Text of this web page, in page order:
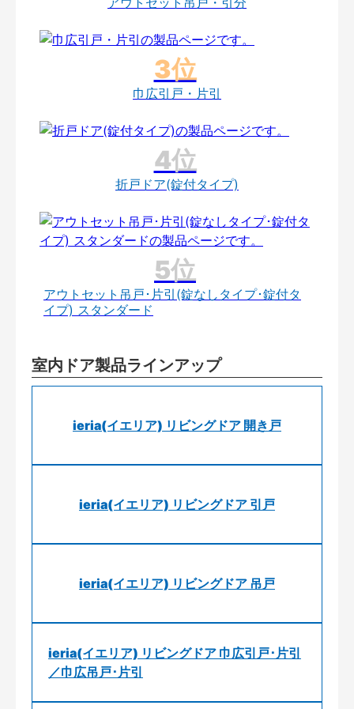
巾広引戸・片引
折戸ドア(錠付タイプ)
アウトセット吊戸･片引(錠なしタイプ･錠付タ
イプ) スタンダード
室内ドア製品ラインアップ
ieria(イエリア) リビングドア 開き戸
ieria(イエリア) リビングドア 引戸
ieria(イエリア) リビングドア 吊戸
ieria(イエリア) リビングドア 巾広引戸･片引
／巾広吊戸･片引